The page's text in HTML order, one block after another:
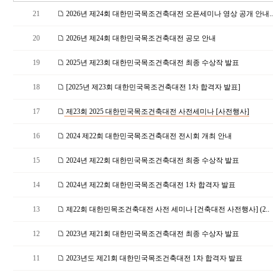
21 2026년 제24회 대한민국목조건축대전 오픈세미나 영상 공개 안내..
20 2026년 제24회 대한민국목조건축대전 공모 안내
19 2025년 제23회 대한민국목조건축대전 최종 수상작 발표
18 [2025년 제23회 대한민국목조건축대전 1차 합격자 발표]
17 제23회 2025 대한민국목조건축대전 사전세미나 [사전행사]
16 2024 제22회 대한민국목조건축대전 전시회 개최 안내
15 2024년 제22회 대한민국목조건축대전 최종 수상작 발표
14 2024년 제22회 대한민국목조건축대전 1차 합격자 발표
13 제22회 대한민목조건축대전 사전 세미나 [건축대전 사전행사] (2..
12 2023년 제21회 대한민국목조건축대전 최종 수상자 발표
11 2023년도 제21회 대한민국목조건축대전 1차 합격자 발표